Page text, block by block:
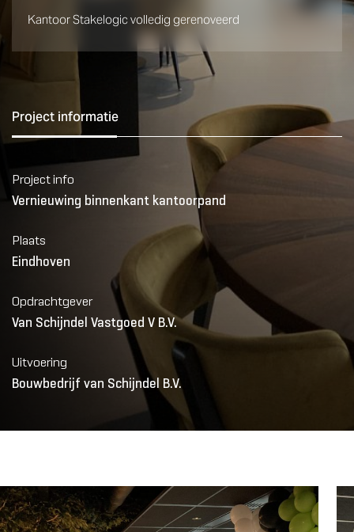
Kantoor Stakelogic volledig gerenoveerd
Project informatie
Project info
Vernieuwing binnenkant kantoorpand
Plaats
Eindhoven
Opdrachtgever
Van Schijndel Vastgoed V B.V.
Uitvoering
Bouwbedrijf van Schijndel B.V.